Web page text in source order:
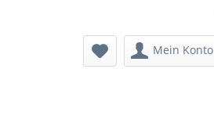
Mein Konto